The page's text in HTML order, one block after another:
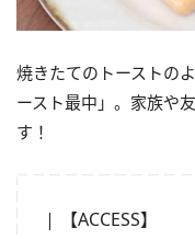
焼きたてのトーストの
ースト最中」。家族や
す！
【ACCESS】